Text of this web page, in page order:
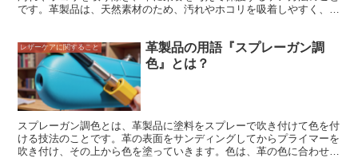
です。革製品は、天然素材のため、汚れやホコリを吸着しやすく、定
レザーケアに関すること
革製品の用語『スプレーガン調
色』とは？
スプレーガン調色とは、革製品に塗料をスプレーで吹き付けて色を付
ける技法のことです。革の表面をサンディングしてからプライマーを
吹き付け、その上から色を塗っていきます。色は、革の色に合わせて